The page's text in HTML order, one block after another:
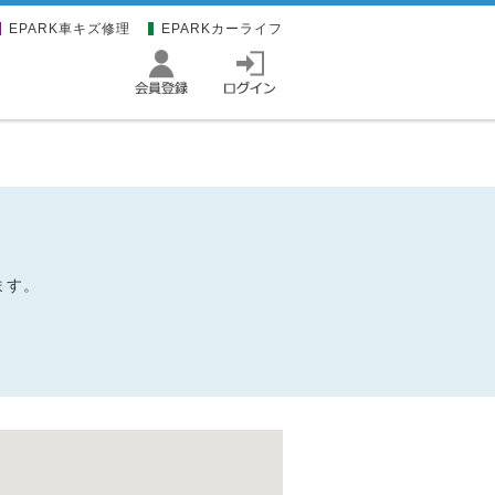
EPARK車キズ修理 EPARKカーライフ
。